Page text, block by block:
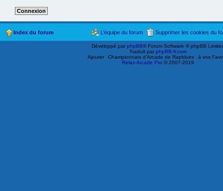
Index du forum Supprimer les cookies du
L’équipe du forum
Développé parphpBB® Forum Software © phpBB
Traduit parphpBB-fr.com
Ajouter
Championnats d'Arcade de Rapblues
à vos
Relax-Arcade Pro © 2007-2019